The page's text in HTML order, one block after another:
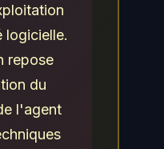
logicielle.
repose
du
l'agent